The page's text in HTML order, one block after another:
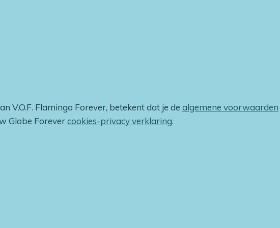
V.O.F. Flamingo Forever, betekent dat je de algemene voorwaarden
Globe Forevercookies-privacy verklaring.